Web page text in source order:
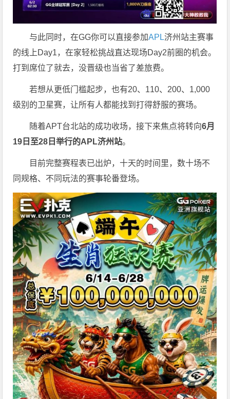
与此同时，在GG你可以直接参加APL济州站主赛事
的线上Day1，在家轻松挑战直达现场Day2前圈的机会。
打到席位了就去，没晋级也当省了差旅费。
若想从更低门槛起步，也有20、110、200、1,000
级别的卫星赛，让所有人都能找到打得舒服的赛场。
随着APT台北站的成功收场，接下来焦点将转向6月
19 日至28 日举行的APL济州站。
目前完整赛程表已出炉，十天的时间里，数十场不
同规格、不同玩法的赛事轮番登场。